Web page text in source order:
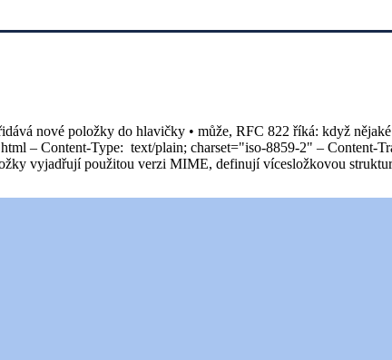
nové položky do hlavičky • může, RFC 822 říká: když
– Content-Type: text/plain; charset="iso-8859-2" – Content-
vyjadřují použitou verzi MIME, definují vícesložkovou